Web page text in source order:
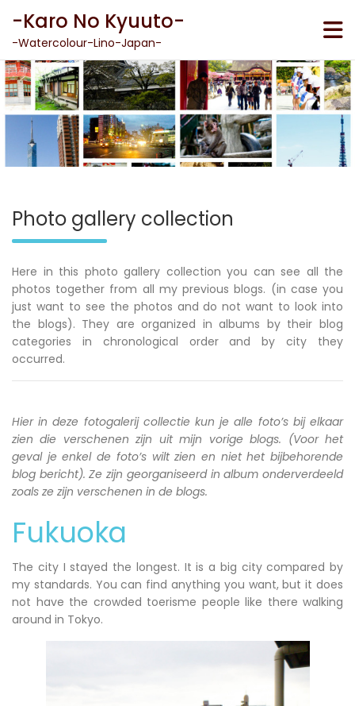
content
-Karo No Kyuuto-
-Watercolour-Lino-Japan-
Photo gallery collection
Here in this photo gallery collection you can see all the
photos together from all my previous blogs. (in case you
just want to see the photos and do not want to look into
the blogs). They are organized in albums by their blog
categories in chronological order and by city they
occurred.
Hier in deze fotogalerij collectie kun je alle foto’s bij elkaar
zien die verschenen zijn uit mijn vorige blogs. (Voor het
geval je enkel de foto’s wilt zien en niet het bijbehorende
blog bericht). Ze zijn georganiseerd in album onderverdeeld
zoals ze zijn verschenen in de blogs.
Fukuoka
The city I stayed the longest. It is a big city compared by
my standards. You can find anything you want, but it does
not have the crowded toerisme people like there walking
around in Tokyo.